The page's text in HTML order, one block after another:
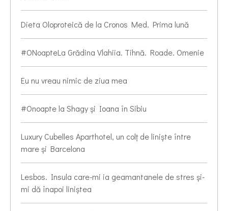
Dieta Oloproteică de la Cronos Med. Prima lună
#ONoapteLa Grădina Vlahiia. Tihnă. Roade. Omenie
Eu nu vreau nimic de ziua mea
#Onoapte la Shagy și Ioana în Sibiu
Luxury Cubelles Aparthotel, un colț de liniște între
mare și Barcelona
Lesbos. Insula care-mi ia geamantanele de stres și-
mi dă înapoi liniștea